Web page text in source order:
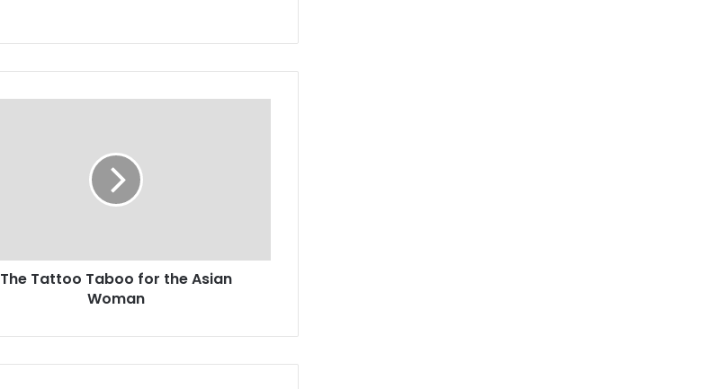
The Tattoo Taboo for the Asian
Woman